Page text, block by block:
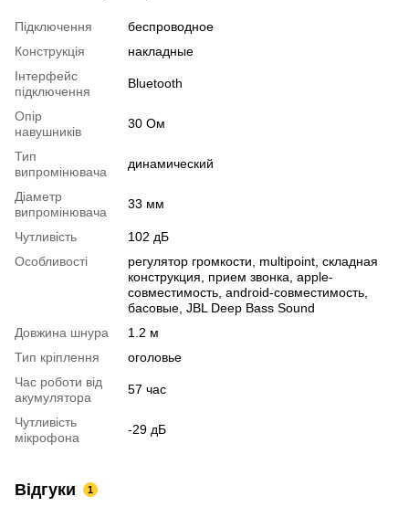
Підключення
беспроводное
Конструкція
накладные
Інтерфейс
підключення
Bluetooth
Опір
навушників
30 Ом
Тип
випромінювача
динамический
Діаметр
випромінювача
33 мм
Чутливість
102 дБ
Особливості
регулятор громкости, multipoint, складная
конструкция, прием звонка, apple-
совместимость, android-совместимость,
басовые, JBL Deep Bass Sound
Довжина шнура
1.2 м
Тип кріплення
оголовье
Час роботи від
акумулятора
57 час
Чутливість
мікрофона
-29 дБ
Відгуки 1